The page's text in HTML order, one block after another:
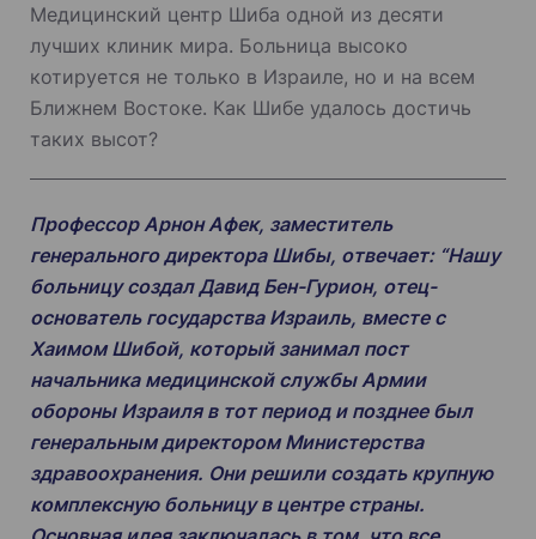
Медицинский центр Шиба одной из десяти
лучших клиник мира. Больница высоко
котируется не только в Израиле, но и на всем
Ближнем Востоке. Как Шибе удалось достичь
таких высот?
Профессор Арнон Афек, заместитель
генерального директора Шибы, отвечает: “Нашу
больницу создал Давид Бен-Гурион, отец-
основатель государства Израиль, вместе с
Хаимом Шибой, который занимал пост
начальника медицинской службы Армии
обороны Израиля в тот период и позднее был
генеральным директором Министерства
здравоохранения. Они решили создать крупную
комплексную больницу в центре страны.